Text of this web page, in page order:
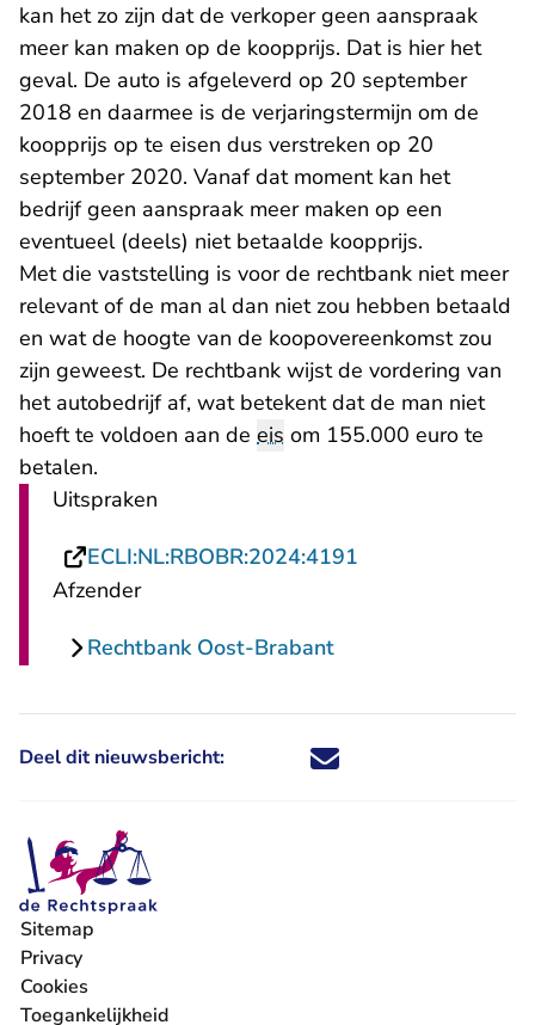
kan het zo zijn dat de verkoper geen aanspraak
meer kan maken op de koopprijs. Dat is hier het
geval. De auto is afgeleverd op 20 september
2018 en daarmee is de verjaringstermijn om de
koopprijs op te eisen dus verstreken op 20
september 2020. Vanaf dat moment kan het
bedrijf geen aanspraak meer maken op een
eventueel (deels) niet betaalde koopprijs.
Met die vaststelling is voor de rechtbank niet meer
relevant of de man al dan niet zou hebben betaald
en wat de hoogte van de koopovereenkomst zou
zijn geweest. De rechtbank wijst de vordering van
het autobedrijf af, wat betekent dat de man niet
hoeft te voldoen aan de eis om 155.000 euro te
betalen.
Uitspraken
ECLI:NL:RBOBR:2024:4191
Afzender
Rechtbank Oost-Brabant
Deel dit nieuwsbericht: Deel dit nieuwsbericht via X -
Deel dit nieuwsbericht via
Deel dit nieuwsbericht
Deel dit
Sitemap
Privacy
Cookies
Toegankelijkheid